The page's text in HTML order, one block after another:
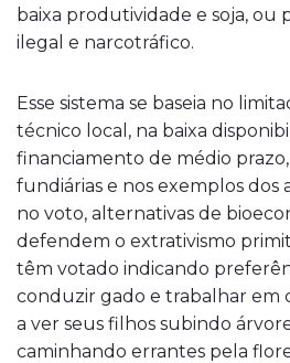
baixa produtividade e soja, ou
ilegal e narcotráfico.
Esse sistema se baseia no
técnico local, na baixa
financiamento de médio
fundiárias e nos exemplos dos
no voto, alternativas de
defendem o extrativismo
têm votado indicando
conduzir gado e trabalhar em
a ver seus filhos subindo
caminhando errantes pela